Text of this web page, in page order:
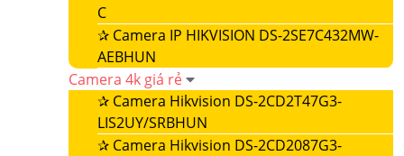
C
✰ Camera IP HIKVISION DS-2SE7C432MW-
AEBHUN
Camera 4k giá rẻ
✰ Camera Hikvision DS-2CD2T47G3-
LIS2UY/SRBHUN
✰ Camera Hikvision DS-2CD2087G3-